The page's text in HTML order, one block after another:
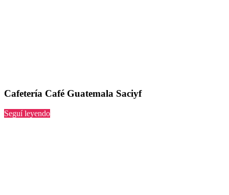
Cafetería Café Guatemala Saciyf
Seguí leyendo“Café